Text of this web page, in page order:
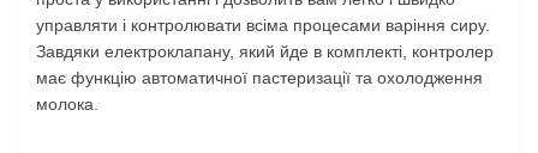
управляти і контролювати всіма процесами варіння сиру.
Завдяки електроклапану, який йде в комплекті, контролер
має функцію автоматичної пастеризації та охолодження
молока.